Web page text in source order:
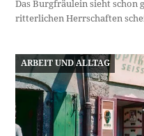
Das Burgfräulein sieht schon
ritterlichen Herrschaften
ARBEIT UND ALLTAG